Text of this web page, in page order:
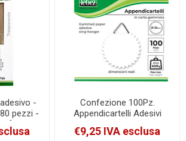
-
pezzi -
Confezione 100Pz.
Appendicartelli Adesivi
Lebez 2Cm Carta Gommata
[0263]
€9,25 IVA esclusa